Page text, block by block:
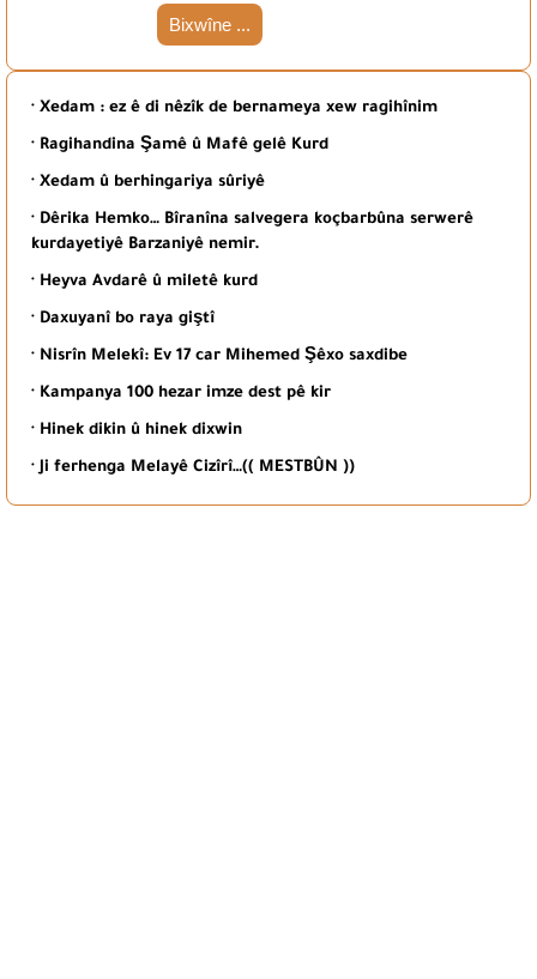
Bixwîne ...
· Xedam : ez ê di nêzîk de bernameya xew ragihînim
· Ragihandina Şamê û Mafê gelê Kurd
· Xedam û berhingariya sûriyê
· Dêrika Hemko… Bîranîna salvegera koçbarbûna serwerê
kurdayetiyê Barzaniyê nemir.
· Heyva Avdarê û miletê kurd
· Daxuyanî bo raya giştî
· Nisrîn Melekî: Ev 17 car Mihemed Şêxo saxdibe
· Kampanya 100 hezar imze dest pê kir
· Hinek dikin û hinek dixwin
· Ji ferhenga Melayê Cizîrî…(( MESTBÛN ))